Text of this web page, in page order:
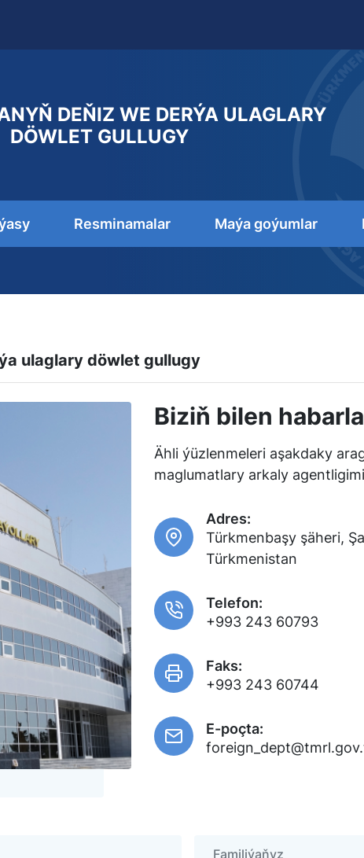
DEŇIZ WE DERÝA ULAGLARY
DÖWLET GULLUGY
Resminamalar Maýa goýumlar
ulaglary döwlet gullugy
Biziň bilen
Ähli ýüzlenmeleri aşakdaky
maglumatlary arkaly
Adres:
Türkmenbaşy şäheri,
Türkmenistan
Telefon:
+993 243 60793
Faks:
+993 243 60744
E-poçta: